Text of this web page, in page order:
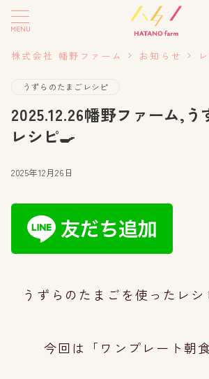
MENU
株式会社 幡野ファーム お知らせ
うずらのたまごレシピ
2025.12.26幡野ファーム,
レシピ🍳
2025年12月26日
うずらのたまごを使ったレシ
今回は「ワンプレート朝